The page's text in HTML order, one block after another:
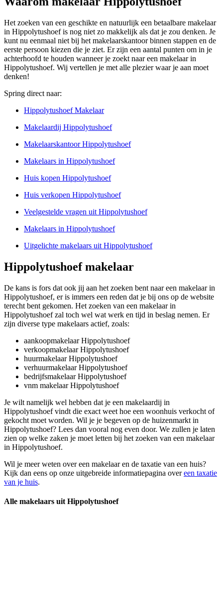
Het zoeken van een geschikte en natuurlijk een betaalbare makelaar
in Hippolytushoef is nog niet zo makkelijk als dat je zou denken. Je
kunt nu eenmaal niet bij het makelaarskantoor binnen stappen en de
eerste persoon kiezen die je ziet. Er zijn een aantal punten om in je
achterhoofd te houden wanneer je zoekt naar een makelaar in
Hippolytushoef. Wij vertellen je met alle plezier waar je aan moet
denken!
Spring direct naar:
Hippolytushoef Makelaar
Makelaardij Hippolytushoef
Makelaarskantoor Hippolytushoef
Makelaars in Hippolytushoef
Huis kopen Hippolytushoef
Huis verkopen Hippolytushoef
Veelgestelde vragen uit Hippolytushoef
Makelaars in Hippolytushoef
Uitgelichte makelaars uit Hippolytushoef
Hippolytushoef makelaar
De kans is fors dat ook jij aan het zoeken bent naar een makelaar in
Hippolytushoef, er is immers een reden dat je bij ons op de website
terecht bent gekomen. Het zoeken van een makelaar in
Hippolytushoef zal toch wel wat werk en tijd in beslag nemen. Er
zijn diverse type makelaars actief, zoals:
aankoopmakelaar Hippolytushoef
verkoopmakelaar Hippolytushoef
huurmakelaar Hippolytushoef
verhuurmakelaar Hippolytushoef
bedrijfsmakelaar Hippolytushoef
vnm makelaar Hippolytushoef
Je wilt namelijk wel hebben dat je een makelaardij in
Hippolytushoef vindt die exact weet hoe een woonhuis verkocht of
gekocht moet worden. Wil je je begeven op de huizenmarkt in
Hippolytushoef? Lees dan vooral nog even door. We zullen je laten
zien op welke zaken je moet letten bij het zoeken van een makelaar
in Hippolytushoef.
Wil je meer weten over een makelaar en de taxatie van een huis?
Kijk dan eens op onze uitgebreide informatiepagina overeen taxatie
van je huis.
Alle makelaars uit Hippolytushoef